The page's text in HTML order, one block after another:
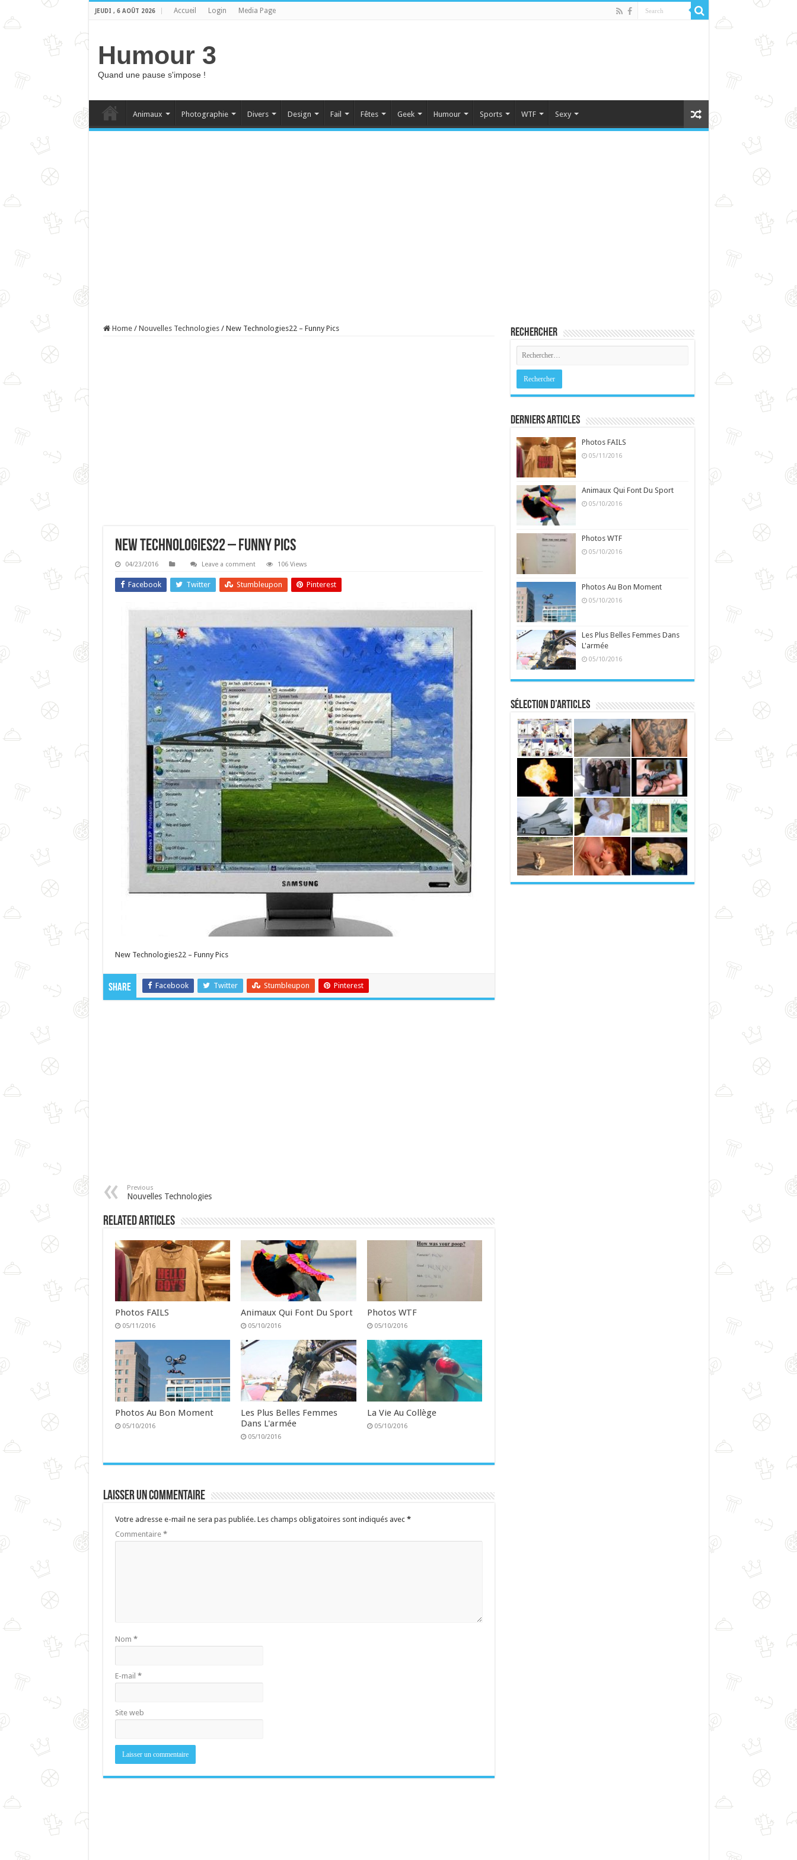
JEUDI , 6 AOÛT 2026 Accueil Login Media Page
Humour 3
Quand une pause s'impose !
Animaux Photographie Divers Design Fail Fêtes Geek Humour Sports WTF Sexy
Home / Nouvelles Technologies / New Technologies22 – Funny Pics
New Technologies22 – Funny Pics
04/23/2016 Leave a comment 106 Views
Facebook Twitter Stumbleupon Pinterest
New Technologies22 – Funny Pics
Share Facebook Twitter Stumbleupon Pinterest
Previous
Nouvelles Technologies
Related Articles
Photos FAILS
05/11/2016
Animaux Qui Font Du Sport
05/10/2016
Photos WTF
05/10/2016
Photos Au Bon Moment
05/10/2016
Les Plus Belles Femmes
Dans L'armée
05/10/2016
La Vie Au Collège
05/10/2016
Laisser un commentaire
Votre adresse e-mail ne sera pas publiée. Les champs obligatoires sont indiqués avec *
Commentaire *
Nom *
E-mail *
Site web
Rechercher
Derniers Articles
Photos FAILS
05/11/2016
Animaux Qui Font Du Sport
05/10/2016
Photos WTF
05/10/2016
Photos Au Bon Moment
05/10/2016
Les Plus Belles Femmes Dans
L'armée
05/10/2016
Sélection d’articles